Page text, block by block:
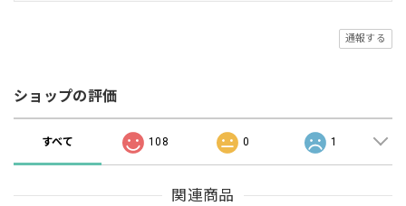
通報する
ショップの評価
すべて 108 0 1
関連商品